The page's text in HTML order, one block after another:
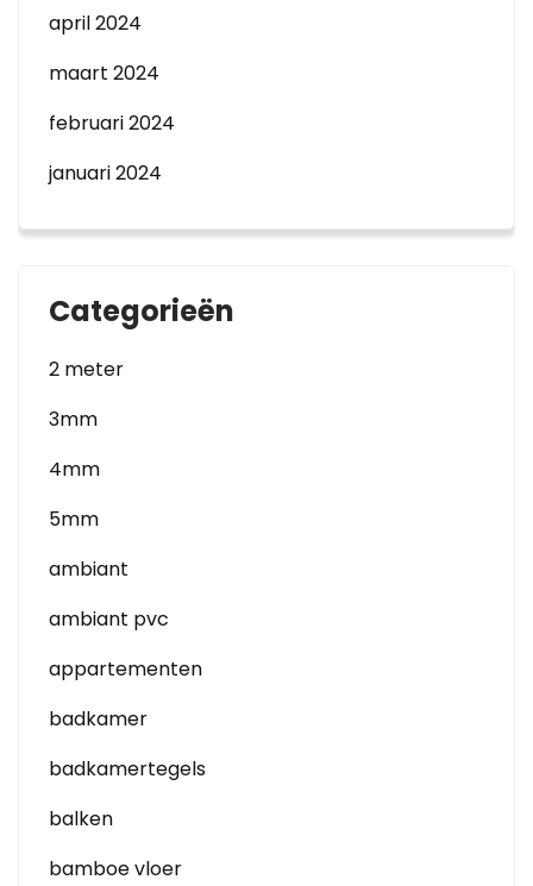
april 2024
maart 2024
februari 2024
januari 2024
Categorieën
2 meter
3mm
4mm
5mm
ambiant
ambiant pvc
appartementen
badkamer
badkamertegels
balken
bamboe vloer